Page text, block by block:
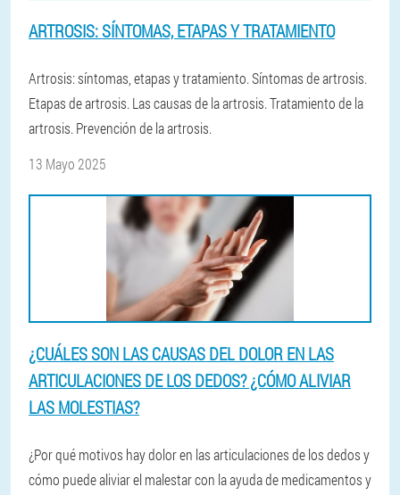
ARTROSIS: SÍNTOMAS, ETAPAS Y TRATAMIENTO
Artrosis: síntomas, etapas y tratamiento. Síntomas de artrosis.
Etapas de artrosis. Las causas de la artrosis. Tratamiento de la
artrosis. Prevención de la artrosis.
13 Mayo 2025
¿CUÁLES SON LAS CAUSAS DEL DOLOR EN LAS
ARTICULACIONES DE LOS DEDOS? ¿CÓMO ALIVIAR
LAS MOLESTIAS?
¿Por qué motivos hay dolor en las articulaciones de los dedos y
cómo puede aliviar el malestar con la ayuda de medicamentos y